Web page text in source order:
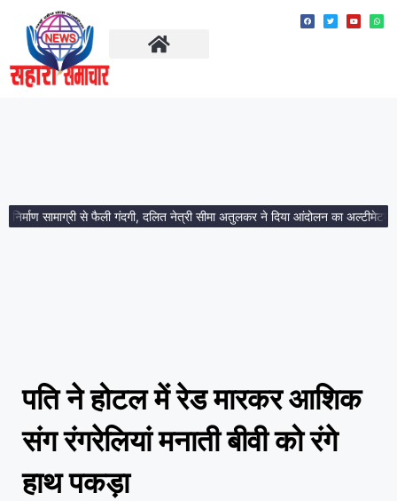
सामाग्री से फैली गंदगी, दलित नेत्री सीमा अतुलकर ने दिया आंदोलन का अल्टीमेटम।
पति ने होटल में रेड मारकर आशिक
संग रंगरेलियां मनाती बीवी को रंगे
हाथ पकड़ा